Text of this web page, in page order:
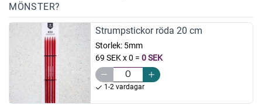
MÖNSTER?
Strumpstickor röda 20 cm
Storlek: 5mm
69 SEK x 0 = 0 SEK
1-2 vardagar